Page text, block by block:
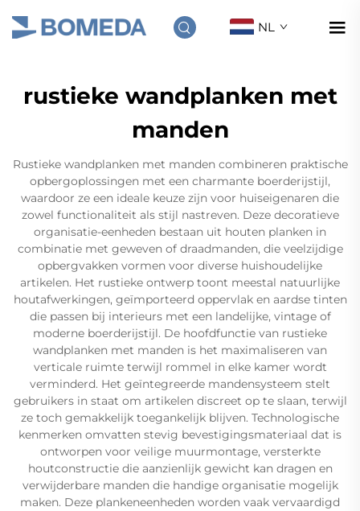
NL
rustieke wandplanken met
manden
Rustieke wandplanken met manden combineren praktische
opbergoplossingen met een charmante boerderijstijl,
waardoor ze een ideale keuze zijn voor huiseigenaren die
zowel functionaliteit als stijl nastreven. Deze decoratieve
organisatie-eenheden bestaan uit houten planken in
combinatie met geweven of draadmanden, die veelzijdige
opbergvakken vormen voor diverse huishoudelijke
artikelen. Het rustieke ontwerp toont meestal natuurlijke
houtafwerkingen, geïmporteerd oppervlak en aardse tinten
die passen bij interieurs met een landelijke, vintage of
moderne boerderijstijl. De hoofdfunctie van rustieke
wandplanken met manden is het maximaliseren van
verticale ruimte terwijl rommel in elke kamer wordt
verminderd. Het geïntegreerde mandensysteem stelt
gebruikers in staat om artikelen discreet op te slaan, terwijl
ze toch gemakkelijk toegankelijk blijven. Technologische
kenmerken omvatten stevig bevestigingsmateriaal dat is
ontworpen voor veilige muurmontage, versterkte
houtconstructie die aanzienlijk gewicht kan dragen en
verwijderbare manden die handige organisatie mogelijk
maken. Deze plankeneenheden worden vaak vervaardigd